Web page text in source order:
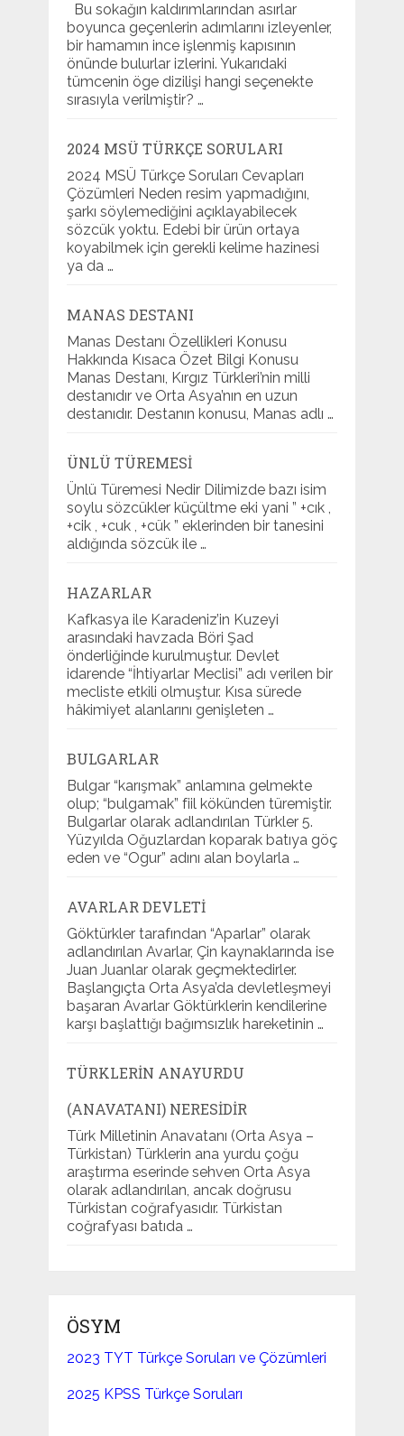
Bu sokağın kaldırımlarından asırlar
boyunca geçenlerin adımlarını izleyenler,
bir hamamın ince işlenmiş kapısının
önünde bulurlar izlerini. Yukarıdaki
tümcenin öge dizilişi hangi seçenekte
sırasıyla verilmiştir? …
2024 MSÜ TÜRKÇE SORULARI
2024 MSÜ Türkçe Soruları Cevapları
Çözümleri Neden resim yapmadığını,
şarkı söylemediğini açıklayabilecek
sözcük yoktu. Edebi bir ürün ortaya
koyabilmek için gerekli kelime hazinesi
ya da …
MANAS DESTANI
Manas Destanı Özellikleri Konusu
Hakkında Kısaca Özet Bilgi Konusu
Manas Destanı, Kırgız Türkleri’nin milli
destanıdır ve Orta Asya’nın en uzun
destanıdır. Destanın konusu, Manas adlı …
ÜNLÜ TÜREMESI
Ünlü Türemesi Nedir Dilimizde bazı isim
soylu sözcükler küçültme eki yani ” +cık ,
+cik , +cuk , +cük ” eklerinden bir tanesini
aldığında sözcük ile …
HAZARLAR
Kafkasya ile Karadeniz’in Kuzeyi
arasındaki havzada Böri Şad
önderliğinde kurulmuştur. Devlet
idarende “İhtiyarlar Meclisi” adı verilen bir
mecliste etkili olmuştur. Kısa sürede
hâkimiyet alanlarını genişleten …
BULGARLAR
Bulgar “karışmak” anlamına gelmekte
olup; “bulgamak” fiil kökünden türemiştir.
Bulgarlar olarak adlandırılan Türkler 5.
Yüzyılda Oğuzlardan koparak batıya göç
eden ve “Ogur” adını alan boylarla …
AVARLAR DEVLETI
Göktürkler tarafından “Aparlar” olarak
adlandırılan Avarlar, Çin kaynaklarında ise
Juan Juanlar olarak geçmektedirler.
Başlangıçta Orta Asya’da devletleşmeyi
başaran Avarlar Göktürklerin kendilerine
karşı başlattığı bağımsızlık hareketinin …
TÜRKLERIN ANAYURDU
(ANAVATANI) NERESIDIR
Türk Milletinin Anavatanı (Orta Asya –
Türkistan) Türklerin ana yurdu çoğu
araştırma eserinde sehven Orta Asya
olarak adlandırılan, ancak doğrusu
Türkistan coğrafyasıdır. Türkistan
coğrafyası batıda …
ÖSYM
2023 TYT Türkçe Soruları ve Çözümleri
2025 KPSS Türkçe Soruları